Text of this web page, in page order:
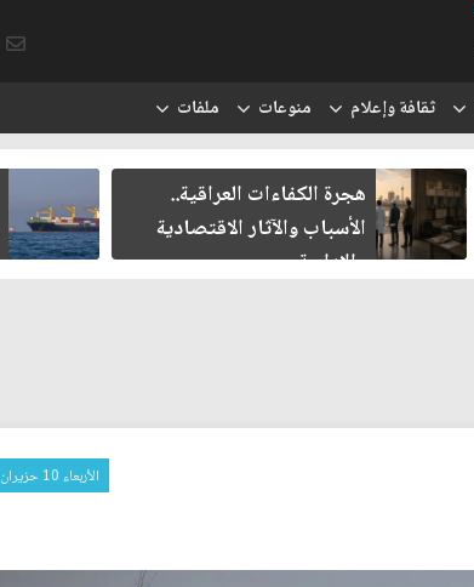
ثقافة وإعلام منوعات ملفات
هجرة الكفاءات العراقية..
الأسباب والآثار الاقتصادية
والإدارية
الأربعاء 10 حزيران 2026